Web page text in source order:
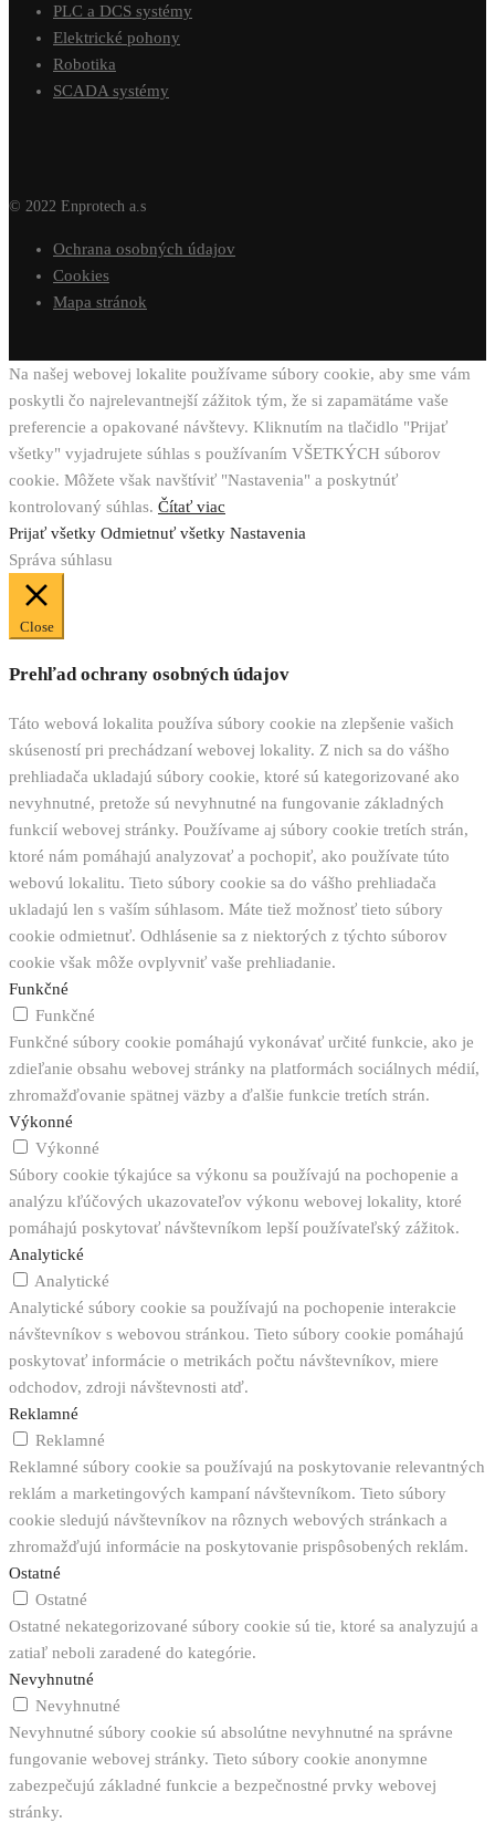
PLC a DCS systémy
Elektrické pohony
Robotika
SCADA systémy
© 2022 Enprotech a.s
Ochrana osobných údajov
Cookies
Mapa stránok
Na našej webovej lokalite používame súbory cookie, aby sme vám
poskytli čo najrelevantnejší zážitok tým, že si zapamätáme vaše
preferencie a opakované návštevy. Kliknutím na tlačidlo "Prijať
všetky" vyjadrujete súhlas s používaním VŠETKÝCH súborov
cookie. Môžete však navštíviť "Nastavenia" a poskytnúť
kontrolovaný súhlas. Čítať viac
Prijať všetky Odmietnuť všetky Nastavenia
Správa súhlasu
Close
Prehľad ochrany osobných údajov
Táto webová lokalita používa súbory cookie na zlepšenie vašich
skúseností pri prechádzaní webovej lokality. Z nich sa do vášho
prehliadača ukladajú súbory cookie, ktoré sú kategorizované ako
nevyhnutné, pretože sú nevyhnutné na fungovanie základných
funkcií webovej stránky. Používame aj súbory cookie tretích strán,
ktoré nám pomáhajú analyzovať a pochopiť, ako používate túto
webovú lokalitu. Tieto súbory cookie sa do vášho prehliadača
ukladajú len s vaším súhlasom. Máte tiež možnosť tieto súbory
cookie odmietnuť. Odhlásenie sa z niektorých z týchto súborov
cookie však môže ovplyvniť vaše prehliadanie.
Funkčné
Funkčné
Funkčné súbory cookie pomáhajú vykonávať určité funkcie, ako je
zdieľanie obsahu webovej stránky na platformách sociálnych médií,
zhromažďovanie spätnej väzby a ďalšie funkcie tretích strán.
Výkonné
Výkonné
Súbory cookie týkajúce sa výkonu sa používajú na pochopenie a
analýzu kľúčových ukazovateľov výkonu webovej lokality, ktoré
pomáhajú poskytovať návštevníkom lepší používateľský zážitok.
Analytické
Analytické
Analytické súbory cookie sa používajú na pochopenie interakcie
návštevníkov s webovou stránkou. Tieto súbory cookie pomáhajú
poskytovať informácie o metrikách počtu návštevníkov, miere
odchodov, zdroji návštevnosti atď.
Reklamné
Reklamné
Reklamné súbory cookie sa používajú na poskytovanie relevantných
reklám a marketingových kampaní návštevníkom. Tieto súbory
cookie sledujú návštevníkov na rôznych webových stránkach a
zhromažďujú informácie na poskytovanie prispôsobených reklám.
Ostatné
Ostatné
Ostatné nekategorizované súbory cookie sú tie, ktoré sa analyzujú a
zatiaľ neboli zaradené do kategórie.
Nevyhnutné
Nevyhnutné
Nevyhnutné súbory cookie sú absolútne nevyhnutné na správne
fungovanie webovej stránky. Tieto súbory cookie anonymne
zabezpečujú základné funkcie a bezpečnostné prvky webovej
stránky.